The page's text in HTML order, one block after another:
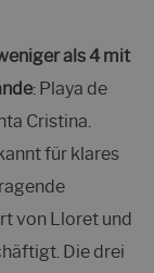
als 4 mit
: Playa de
Cristina.
für klares
von Lloret und
Die drei